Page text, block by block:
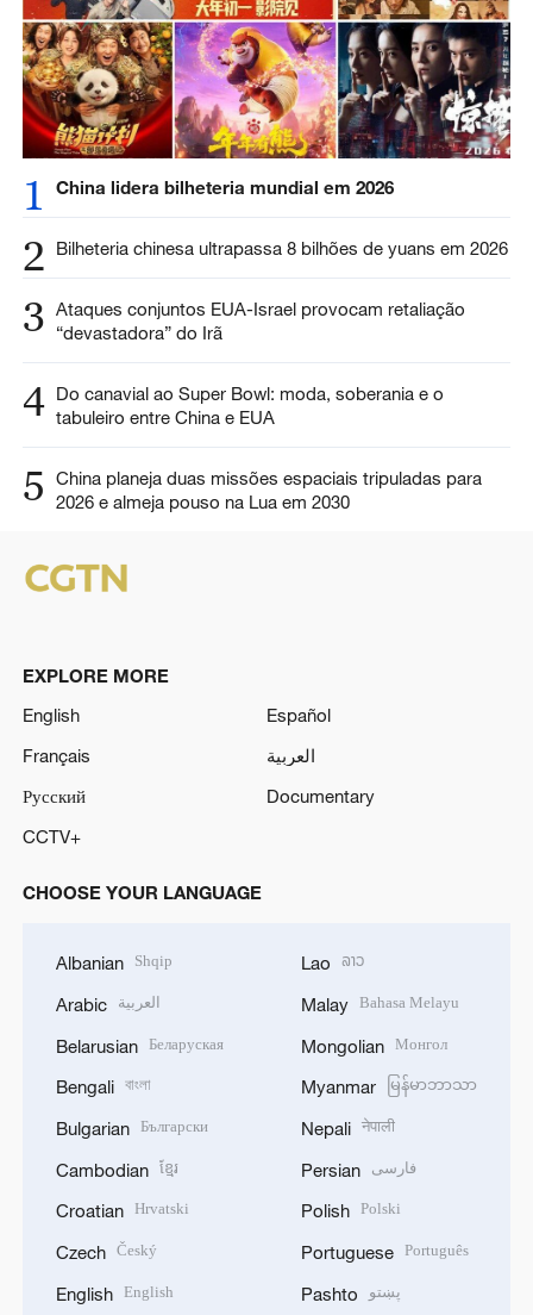
1 China lidera bilheteria mundial em 2026
2 Bilheteria chinesa ultrapassa 8 bilhões de yuans em 2026
3 Ataques conjuntos EUA-Israel provocam retaliação
“devastadora” do Irã
4 Do canavial ao Super Bowl: moda, soberania e o
tabuleiro entre China e EUA
5
China planeja duas missões espaciais tripuladas para
2026 e almeja pouso na Lua em 2030
EXPLORE MORE
English
Español
Français
العربية
Русский
Documentary
CCTV+
CHOOSE YOUR LANGUAGE
Albanian Shqip
Arabic العربية
Belarusian Беларуская
Bengali বাংলা
Bulgarian Български
Cambodian ខ្មែរ
Croatian Hrvatski
Czech Český
English English
Lao ລາວ
Malay Bahasa Melayu
Mongolian Монгол
Myanmar မြန်မာဘာသာ
Nepali नेपाली
Persian فارسی
Polish Polski
Portuguese Português
Pashto پښتو